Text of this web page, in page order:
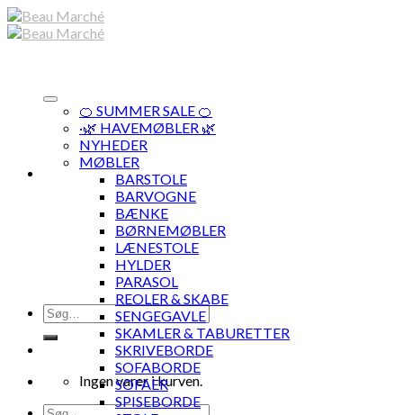
Skip
to
Søg
efter:
Ingen varer i kurven.
Søg
🍊 SUMMER SALE 🍊
·🌿 HAVEMØBLER 🌿
NYHEDER
MØBLER
BARSTOLE
BARVOGNE
BÆNKE
BØRNEMØBLER
LÆNESTOLE
HYLDER
PARASOL
REOLER & SKABE
SENGEGAVLE
SKAMLER & TABURETTER
SKRIVEBORDE
SOFABORDE
SOFAER
SPISEBORDE